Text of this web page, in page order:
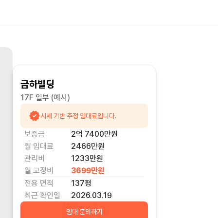
금하빌딩
17F 일부 (예시)
시세 기반 추정 임대료입니다.
보증금 2억 7400만원
월 임대료
2466만원
관리비
1233만원
월 고정비
3699만원
전용 면적
137평
최근 확인일
2026.03.19
임대 문의하기